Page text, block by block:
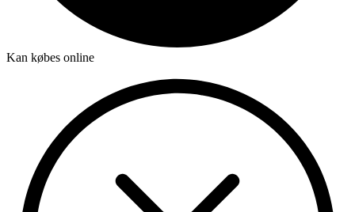
Kan købes online